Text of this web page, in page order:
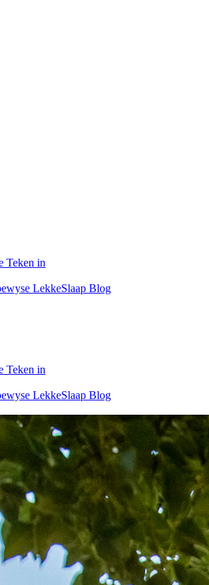
Teken in
LekkeSlaap Blog
Teken in
LekkeSlaap Blog